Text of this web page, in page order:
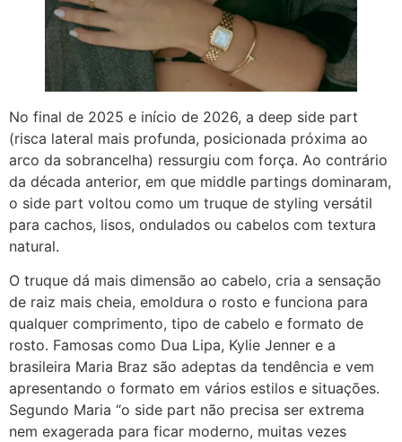
No final de 2025 e início de 2026, a deep side part
(risca lateral mais profunda, posicionada próxima ao
arco da sobrancelha) ressurgiu com força. Ao contrário
da década anterior, em que middle partings dominaram,
o side part voltou como um truque de styling versátil
para cachos, lisos, ondulados ou cabelos com textura
natural.
O truque dá mais dimensão ao cabelo, cria a sensação
de raiz mais cheia, emoldura o rosto e funciona para
qualquer comprimento, tipo de cabelo e formato de
rosto. Famosas como Dua Lipa, Kylie Jenner e a
brasileira Maria Braz são adeptas da tendência e vem
apresentando o formato em vários estilos e situações.
Segundo Maria “o side part não precisa ser extrema
nem exagerada para ficar moderno, muitas vezes